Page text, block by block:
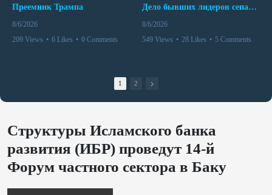
Преемник Трампа
8/6/2026
209 Views • 6 Likes • 0 Comments
Дело бывших лидеров сепаратистского режима в Карабахе
8/6/2026
549 Views • 28 Likes • 5 Comments
1 2
Структуры Исламского банка
развития (ИБР) проведут 14-й
Форум частного сектора в Баку